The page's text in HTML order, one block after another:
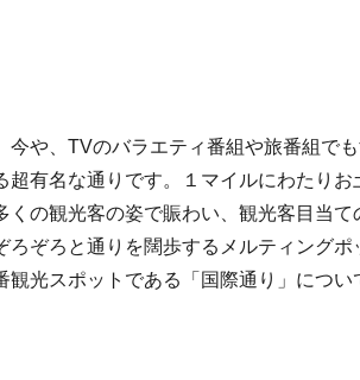
や、TVのバラエティ番組や旅番組で
有名な通りです。１マイルにわたりお
の観光客の姿で賑わい、観光客目当て
ぞろと通りを闊歩するメルティングポ
光スポットである「国際通り」につい